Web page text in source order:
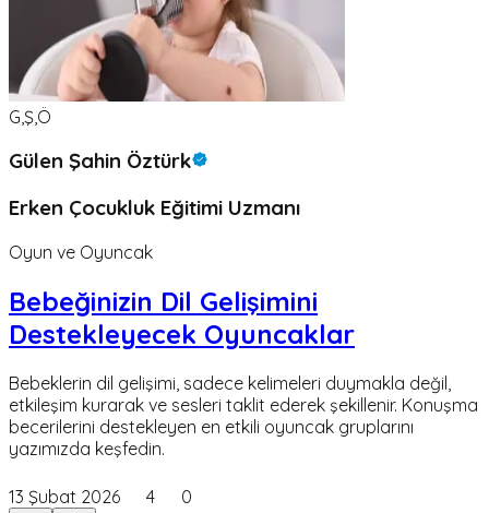
G,Ş,Ö
Gülen Şahin Öztürk
Erken Çocukluk Eğitimi Uzmanı
Oyun ve Oyuncak
Bebeğinizin Dil Gelişimini
Destekleyecek Oyuncaklar
Bebeklerin dil gelişimi, sadece kelimeleri duymakla değil,
etkileşim kurarak ve sesleri taklit ederek şekillenir. Konuşma
becerilerini destekleyen en etkili oyuncak gruplarını
yazımızda keşfedin.
13 Şubat 2026 4 0